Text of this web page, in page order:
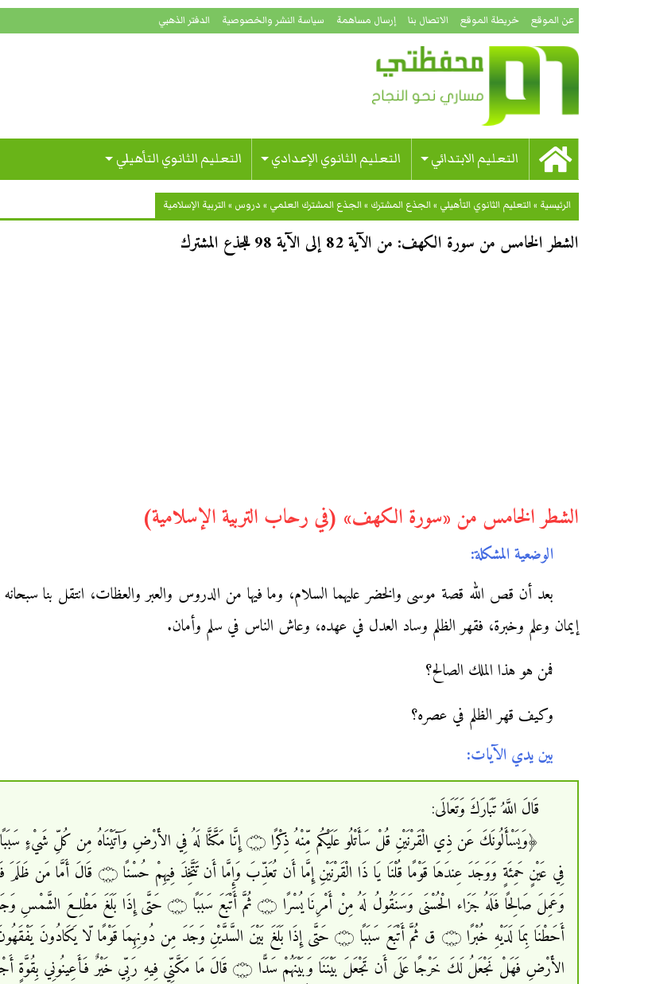
عن الموقع خريطة الموقع الاتصال بنا إرسال مساهمة سياسة النشر والخصوصية الدفتر الذهبي
التعليم الابتدائي التعليم الثانوي الإعدادي التعليم الثانوي التأهيلي
الرئيسية »التعليم الثانوي التأهيلي »الجذع المشترك »الجذع المشترك العلمي » دروس »التربية الإسلامية
الشطر الخامس من سورة الكهف: من الآية 82 إلى الآية 98 للجذع المشترك
الشطر الخامس من «سورة الكهف» (في رحاب التربية الإسلامية)
الوضعية المشكلة:
بعد أن قص الله قصة موسى والخضر عليهما السلام، وما فيها من الدروس والعبر والعظات، انتقل بنا
إيمان وعلم وخبرة، فقهر الظلم وساد العدل في عهده، وعاش الناس في سلم وأمان.
فمن هو هذا الملك الصالح؟
وكيف قهر الظلم في عصره؟
بين يدي الآيات:
قَالَ اللَّهُ تَبَارَكَ وَتَعَالَى: